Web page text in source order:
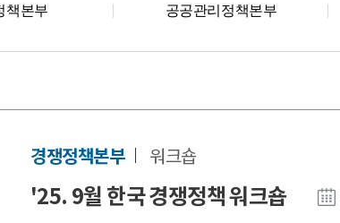
책본부 공공관리정책본부
경쟁정책본부 워크숍
'25. 9월 한국 경쟁정책 워크숍